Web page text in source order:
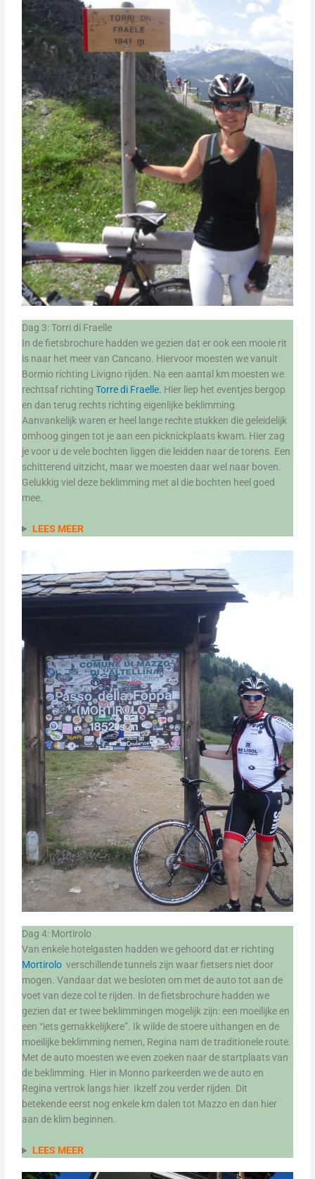
Dag 3: Torri di Fraelle
In de fietsbrochure hadden we gezien dat er ook een mooie rit
is naar het meer van Cancano. Hiervoor moesten we vanuit
Bormio richting Livigno rijden. Na een aantal km moesten we
rechtsaf richtingTorre di Fraelle. Hier liep het eventjes bergop
en dan terug rechts richting eigenlijke beklimming.
Aanvankelijk waren er heel lange rechte stukken die geleidelijk
omhoog gingen tot je aan een picknickplaats kwam. Hier zag
je voor u de vele bochten liggen die leidden naar de torens. Een
schitterend uitzicht, maar we moesten daar wel naar boven.
Gelukkig viel deze beklimming met al die bochten heel goed
mee.
LEES MEER
Dag 4: Mortirolo
Van enkele hotelgasten hadden we gehoord dat er richting
Mortirolo verschillende tunnels zijn waar fietsers niet door
mogen. Vandaar dat we besloten om met de auto tot aan de
voet van deze col te rijden. In de fietsbrochure hadden we
gezien dat er twee beklimmingen mogelijk zijn: een moeilijke en
een “iets gemakkelijkere”. Ik wilde de stoere uithangen en de
moeilijke beklimming nemen, Regina nam de traditionele route.
Met de auto moesten we even zoeken naar de startplaats van
de beklimming. Hier in Monno parkeerden we de auto en
Regina vertrok langs hier. Ikzelf zou verder rijden. Dit
betekende eerst nog enkele km dalen tot Mazzo en dan hier
aan de klim beginnen.
LEES MEER